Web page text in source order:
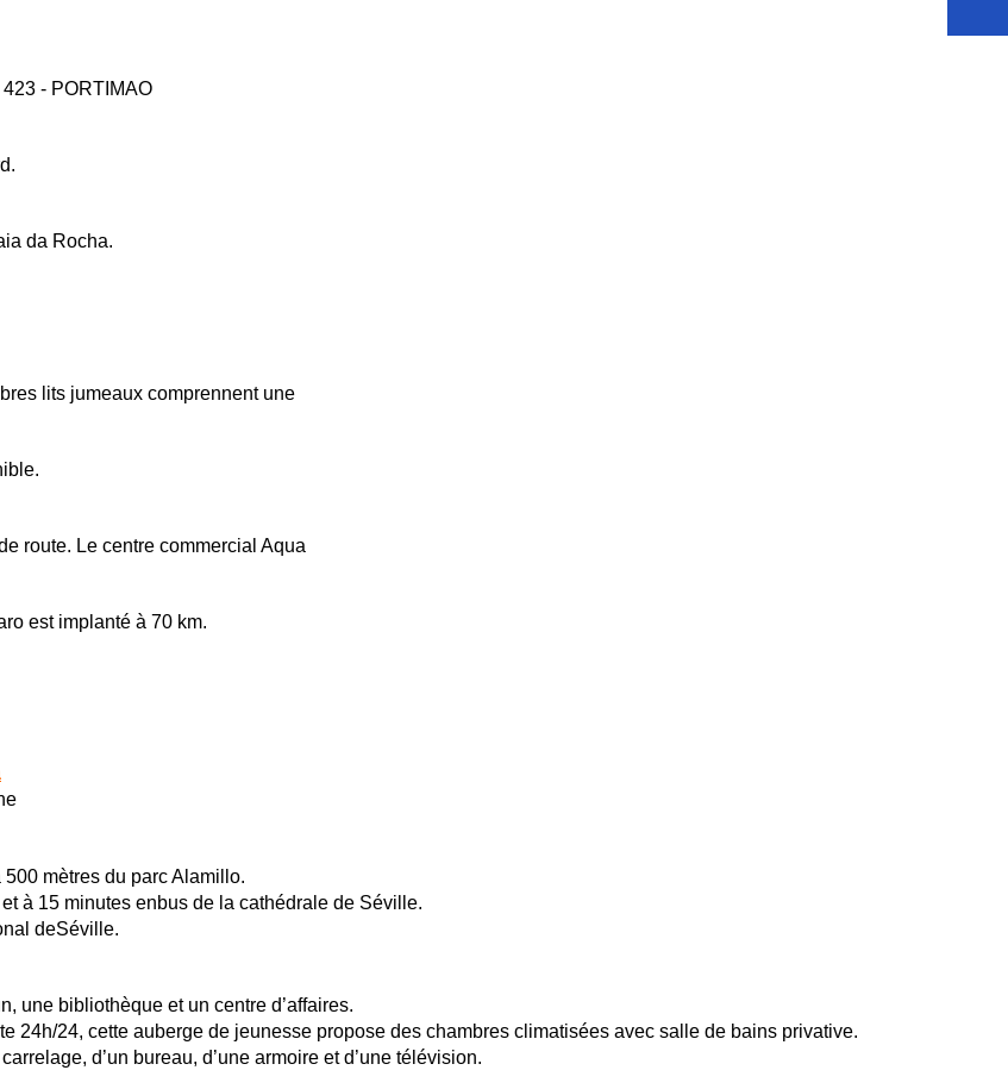
- PORTIMAO
da Rocha.
lits jumeaux comprennent une
route. Le centre commercial Aqua
est implanté à 70 km.
mètres du parc Alamillo.
à 15 minutes enbus de la cathédrale de Séville.
deSéville.
une bibliothèque et un centre d’affaires.
24h/24, cette auberge de jeunesse propose des chambres climatisées avec salle de bains privative.
d’un bureau, d’une armoire et d’une télévision.